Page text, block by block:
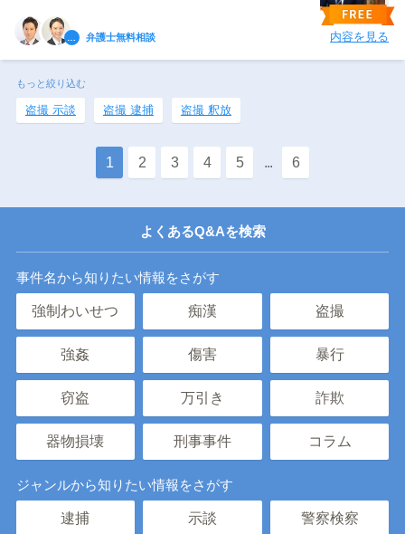
弁護士無料相談 内容を見る
もっと絞り込む
盗撮 示談 盗撮 逮捕 盗撮 釈放
1 2 3 4 5 ... 6
よくあるQ&Aを検索
事件名から知りたい情報をさがす
強制わいせつ 痴漢 盗撮
強姦 傷害 暴行
窃盗 万引き 詐欺
器物損壊 刑事事件 コラム
ジャンルから知りたい情報をさがす
逮捕 示談 警察検察